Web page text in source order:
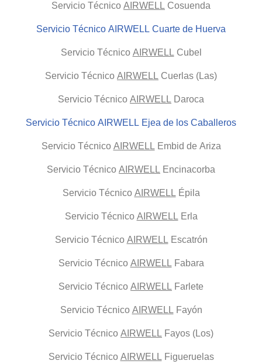
Servicio Técnico AIRWELL Cosuenda
Servicio Técnico AIRWELL Cuarte de Huerva
Servicio Técnico AIRWELLCubel
Servicio Técnico AIRWELL Cuerlas (Las)
Servicio Técnico AIRWELL Daroca
Servicio Técnico AIRWELL Ejea de los Caballeros
Servicio Técnico AIRWELLEmbid de Ariza
Servicio Técnico AIRWELL Encinacorba
Servicio Técnico AIRWELLÉpila
Servicio Técnico AIRWELLErla
Servicio Técnico AIRWELLEscatrón
Servicio Técnico AIRWELLFabara
Servicio Técnico AIRWELL Farlete
Servicio Técnico AIRWELLFayón
Servicio Técnico AIRWELL Fayos (Los)
Servicio Técnico AIRWELLFigueruelas